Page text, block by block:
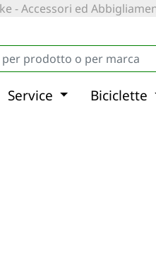
- Accessori ed
Service Biciclette